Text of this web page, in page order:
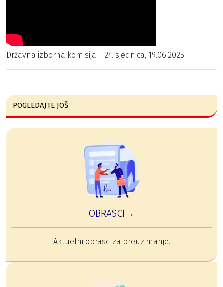
Državna izborna komisija – 24. sjednica, 19.06.2025.
POGLEDAJTE JOŠ
OBRASCI→
Aktuelni obrasci za preuzimanje.